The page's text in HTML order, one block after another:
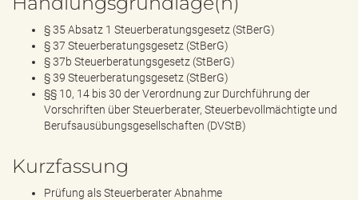
§ 35 Absatz 1 Steuerberatungsgesetz (StBerG)
§ 37 Steuerberatungsgesetz (StBerG)
§ 37b Steuerberatungsgesetz (StBerG)
§ 39 Steuerberatungsgesetz (StBerG)
§§ 10, 14 bis 30 der Verordnung zur Durchführung der
Vorschriften über Steuerberater, Steuerbevollmächtigte und
Berufsausübungsgesellschaften (DVStB)
Kurzfassung
Prüfung als Steuerberater Abnahme